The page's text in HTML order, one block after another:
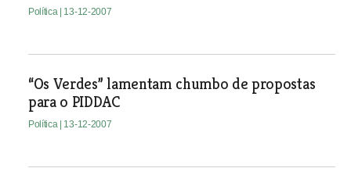
Política | 13-12-2007
“Os Verdes” lamentam chumbo de propostas
para o PIDDAC
Política | 13-12-2007